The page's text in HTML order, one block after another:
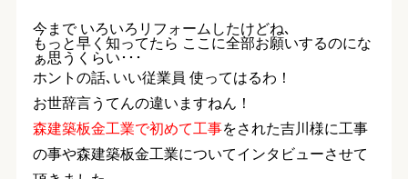
今まで いろいろリフォームしたけどね､
もっと早く知ってたら ここに全部お願いするのにな
ぁ思うくらい･･･
ホントの話､いい従業員 使ってはるわ！
お世辞言うてんの違いますねん！
森建築板金工業で初めて工事をされた吉川様に工事
の事や森建築板金工業についてインタビューさせて